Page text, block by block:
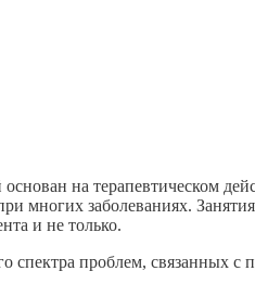
на
многих заболеваниях.
и не только.
проблем, связанных с